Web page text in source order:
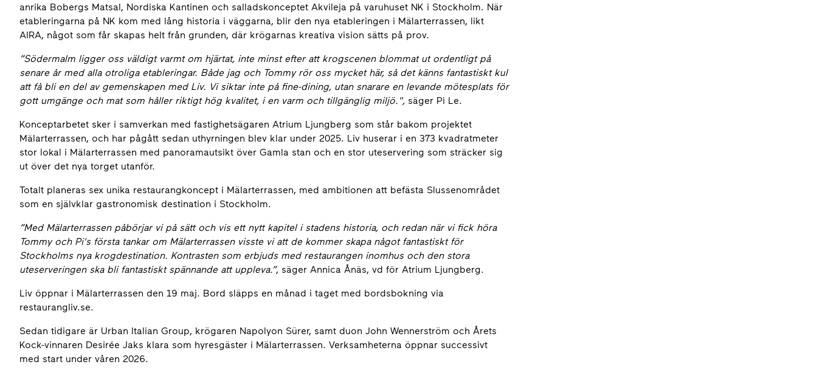
anrika Bobergs Matsal, Nordiska Kantinen och salladskonceptet Akvileja på varuhuset NK i Stockholm. När
etableringarna på NK kom med lång historia i väggarna, blir den nya etableringen i Mälarterrassen, likt
AIRA, något som får skapas helt från grunden, där krögarnas kreativa vision sätts på prov.
”Södermalm ligger oss väldigt varmt om hjärtat, inte minst efter att krogscenen blommat ut ordentligt på
senare år med alla otroliga etableringar. Både jag och Tommy rör oss mycket här, så det känns fantastiskt kul
att få bli en del av gemenskapen med Liv. Vi siktar inte på fine-dining, utan snarare en levande mötesplats för
gott umgänge och mat som håller riktigt hög kvalitet, i en varm och tillgänglig miljö.", säger Pi Le.
Konceptarbetet sker i samverkan med fastighetsägaren Atrium Ljungberg som står bakom projektet
Mälarterrassen, och har pågått sedan uthyrningen blev klar under 2025. Liv huserar i en 373 kvadratmeter
stor lokal i Mälarterrassen med panoramautsikt över Gamla stan och en stor uteservering som sträcker sig
ut över det nya torget utanför.
Totalt planeras sex unika restaurangkoncept i Mälarterrassen, med ambitionen att befästa Slussenområdet
som en självklar gastronomisk destination i Stockholm.
”Med Mälarterrassen påbörjar vi på sätt och vis ett nytt kapitel i stadens historia, och redan när vi fick höra
Tommy och Pi's första tankar om Mälarterrassen visste vi att de kommer skapa något fantastiskt för
Stockholms nya krogdestination. Kontrasten som erbjuds med restaurangen inomhus och den stora
uteserveringen ska bli fantastiskt spännande att uppleva.”, säger Annica Ånäs, vd för Atrium Ljungberg.
Liv öppnar i Mälarterrassen den 19 maj. Bord släpps en månad i taget med bordsbokning via
restaurangliv.se.
Sedan tidigare är Urban Italian Group, krögaren Napolyon Sürer, samt duon John Wennerström och Årets
Kock-vinnaren Desirée Jaks klara som hyresgäster i Mälarterrassen. Verksamheterna öppnar successivt
med start under våren 2026.